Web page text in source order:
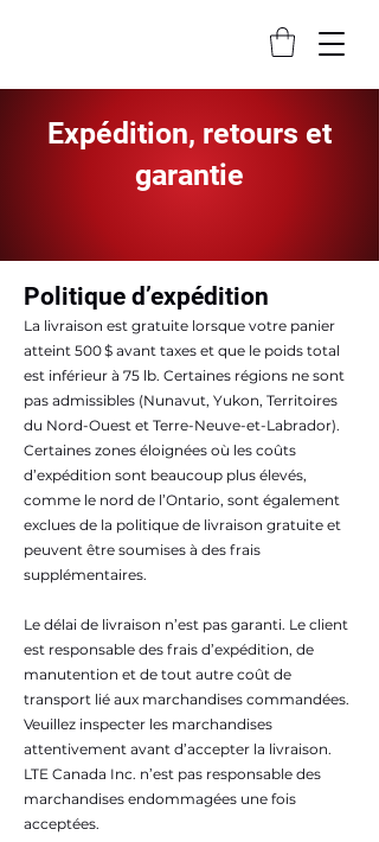
Expédition, retours et
garantie
Politique d’expédition
La livraison est gratuite lorsque votre panier
atteint 500 $ avant taxes et que le poids total
est inférieur à 75 lb. Certaines régions ne sont
pas admissibles (Nunavut, Yukon, Territoires
du Nord-Ouest et Terre-Neuve-et-Labrador).
Certaines zones éloignées où les coûts
d’expédition sont beaucoup plus élevés,
comme le nord de l’Ontario, sont également
exclues de la politique de livraison gratuite et
peuvent être soumises à des frais
supplémentaires.
Le délai de livraison n’est pas garanti. Le client
est responsable des frais d’expédition, de
manutention et de tout autre coût de
transport lié aux marchandises commandées.
Veuillez inspecter les marchandises
attentivement avant d’accepter la livraison.
LTE Canada Inc. n’est pas responsable des
marchandises endommagées une fois
acceptées.